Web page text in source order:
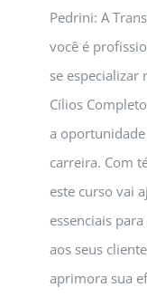
Pedrini: A
você é
se especializar
Cílios
a
carreira. Com
este curso vai
essenciais
aos seus
aprimora sua